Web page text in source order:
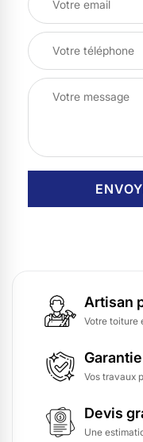
Artisan
Votre toiture
Vos travaux
Devis
Une